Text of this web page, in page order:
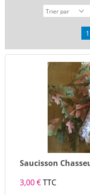
1
Saucisson
3,00 €TTC